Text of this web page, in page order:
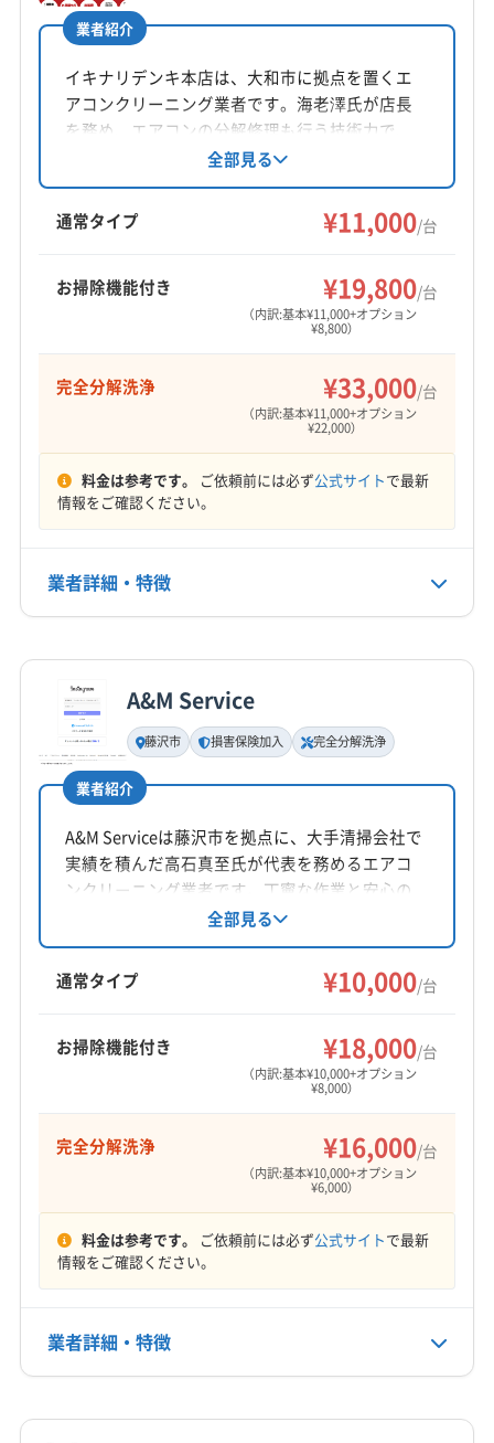
電話番号
非公開
公式HP
公式サイトなし
業者紹介
イキナリデンキ本店は、大和市に拠点を置くエ
アコンクリーニング業者です。海老澤氏が店長
を務め、エアコンの分解修理も行う技術力で、
除菌水による三度洗いが特徴。撮影許可で割
引、複数台割引も利用可能です。お掃除機能付
きや完全分解洗浄にも対応。対応エリアは町田
市や横浜市など神奈川県央地域と東京都の一部
全部見る
通常タイプ ¥11,000/台
お掃除機能付き ¥19,800/台
（内訳:基本¥11,000+オプション
¥8,800）
完全分解洗浄 ¥33,000/台
（内訳:基本¥11,000+オプション
¥22,000）
料金は参考です。 ご依頼前には必ず公式サイトで最新
情報をご確認ください。
業者詳細・特徴
基本情報
代表者名
海老澤
所在地
神奈川県大和市中央林間9-3-35 KK-1 ビル2 F
対応地域
横浜市旭区
横浜市戸塚区
横浜市港南区
横浜市港北区
横浜市神奈川区
横浜市瀬谷区
横浜市青葉区
横浜市泉区
横浜市保土ケ谷区
川崎市宮前区
川崎市麻生区
大和市
藤沢市
定休日
電話番号
非公開
公式サイトを見る
A&M Service
藤沢市 損害保険加入 完全分解洗浄
業者紹介
A&M Serviceは藤沢市を拠点に、大手清掃会社で
実績を積んだ高石真至氏が代表を務めるエアコ
ンクリーニング業者です。丁寧な作業と安心の
技術で、小さなお子様やペットがいる家庭にも
選ばれています。エコ洗剤の使用や、完全分解
洗浄にも対応し、エアコンの隅々まで綺麗に洗
浄します。
全部見る
通常タイプ ¥10,000/台
お掃除機能付き ¥18,000/台
（内訳:基本¥10,000+オプション
¥8,000）
完全分解洗浄 ¥16,000/台
（内訳:基本¥10,000+オプション
¥6,000）
料金は参考です。 ご依頼前には必ず公式サイトで最新
情報をご確認ください。
業者詳細・特徴